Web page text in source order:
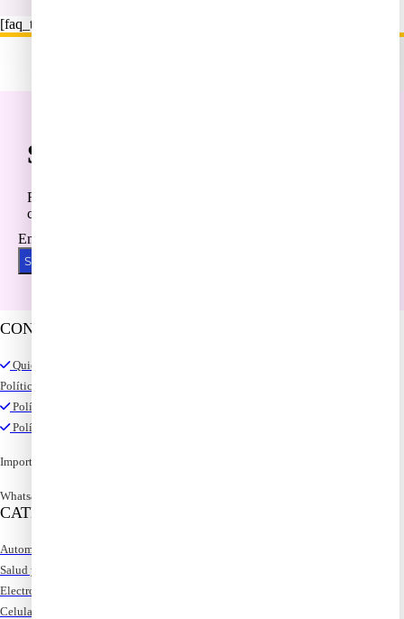
[faq_tutoriales]
Suscríbete a newsletter
Recibes notificaciones , promociones pero sobre todo te
conviertes en un miembro de la comunidad
Email
Suscríbete ahora
CONTACTO
Quienes somos?
Política de envíos
Política de devoluciones
Política de privacidad
Importaciones@tuloimportas.com
Whatsapp: 3052750841
CATEGORIAS
Automoviles
Salud y hogar
Electrodomesticos
Celulares y accesorios